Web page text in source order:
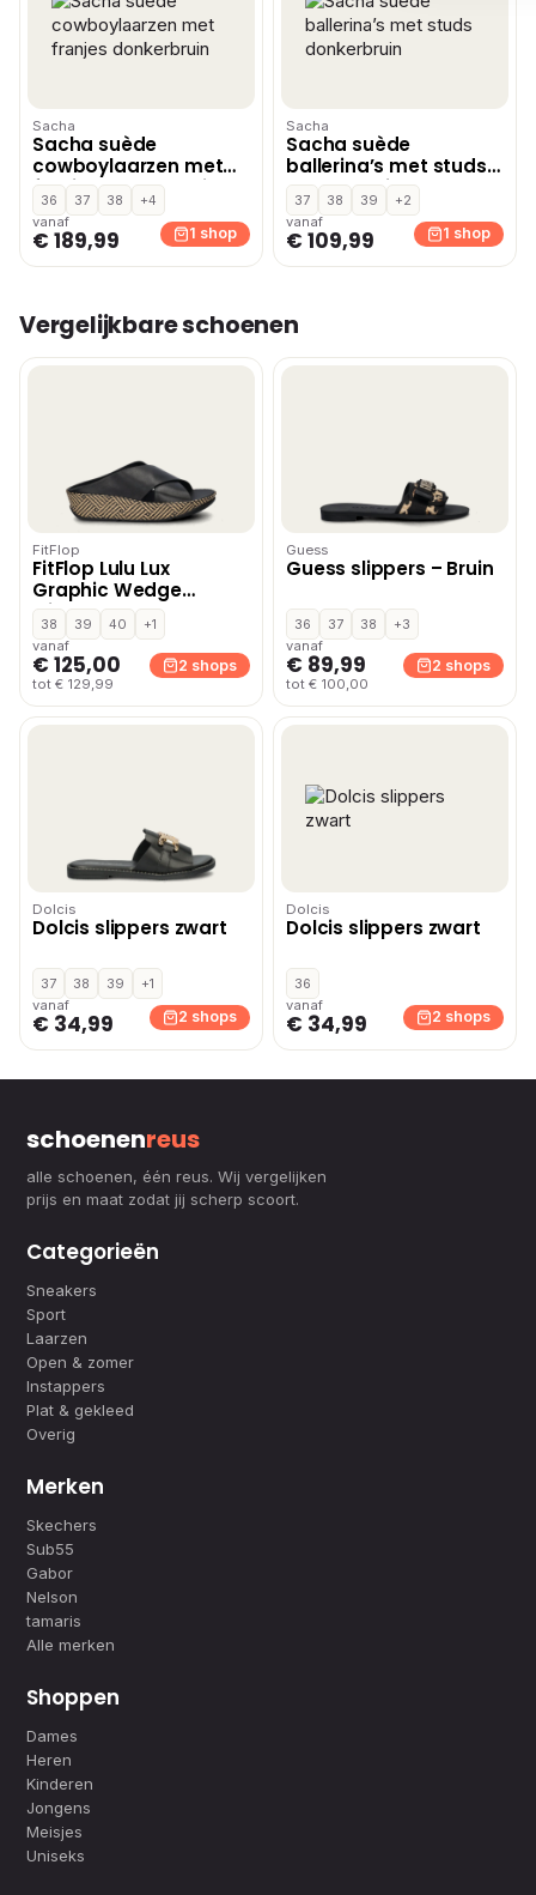
Sacha
Sacha suède
cowboylaarzen met
franjes donkerbruin
36 37 38
+4
vanaf
€ 189,99 1 shop
Sacha
Sacha suède
ballerina’s met studs
donkerbruin
37 38 39
+2
vanaf
€ 109,99 1 shop
Vergelijkbare schoenen
FitFlop
FitFlop Lulu Lux
Graphic Wedge
slippers – Zwart
38 39 40
+1
vanaf
€ 125,00
tot € 129,99
2 shops
Guess
Guess slippers – Bruin
36 37 38
+3
vanaf
€ 89,99
tot € 100,00
2 shops
Dolcis
Dolcis slippers zwart
37 38 39
+1
vanaf
€ 34,99 2 shops
Dolcis
Dolcis slippers zwart
36
vanaf
€ 34,99 2 shops
schoenenreus
alle schoenen, één reus. Wij vergelijken
prijs en maat zodat jij scherp scoort.
Categorieën
Sneakers
Sport
Laarzen
Open & zomer
Instappers
Plat & gekleed
Overig
Merken
Skechers
Sub55
Gabor
Nelson
tamaris
Alle merken
Shoppen
Dames
Heren
Kinderen
Jongens
Meisjes
Uniseks